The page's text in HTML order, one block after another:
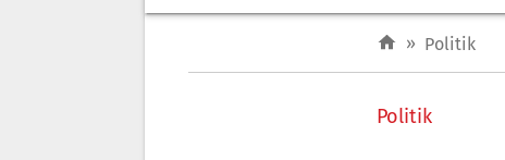
» Politik
Politik